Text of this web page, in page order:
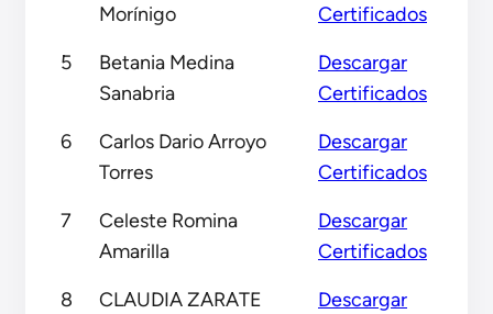
Morínigo
Certificados
5
Betania Medina
Sanabria
Descargar
Certificados
6
Carlos Dario Arroyo
Torres
Descargar
Certificados
7
Celeste Romina
Amarilla
Descargar
Certificados
8
CLAUDIA ZARATE
Descargar